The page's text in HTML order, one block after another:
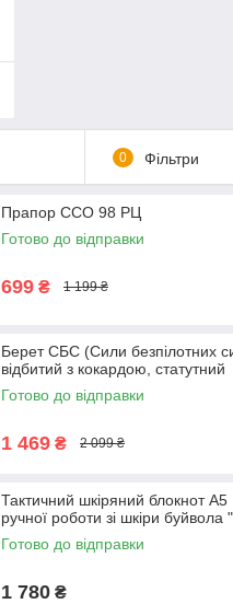
0 Фільтри
Прапор ССО 98 РЦ
Готово до відправки
699 ₴ 1 199 ₴
Берет СБС (Сили безпілотних
відбитий з кокардою, статутний
Готово до відправки
1 469 ₴ 2 099 ₴
Тактичний шкіряний блокнот
ручної роботи зі шкіри буйвола
Готово до відправки
1 780 ₴